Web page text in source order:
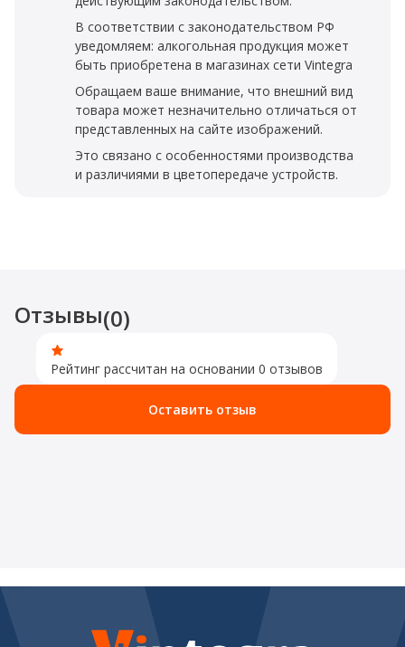
В соответствии с законодательством РФ
уведомляем: алкогольная продукция может
быть приобретена в магазинах сети Vintegra
Обращаем ваше внимание, что внешний вид
товара может незначительно отличаться от
представленных на сайте изображений.
Это связано с особенностями производства
и различиями в цветопередаче устройств.
Отзывы(0)
Рейтинг рассчитан на основании 0 отзывов
Оставить отзыв